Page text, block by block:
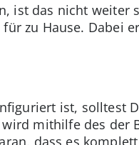
ist das nicht
zu Hause. Dabei
ist, solltest
mithilfe des der
dass es